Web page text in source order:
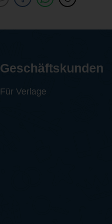
Geschäftskunden
Für Verlage